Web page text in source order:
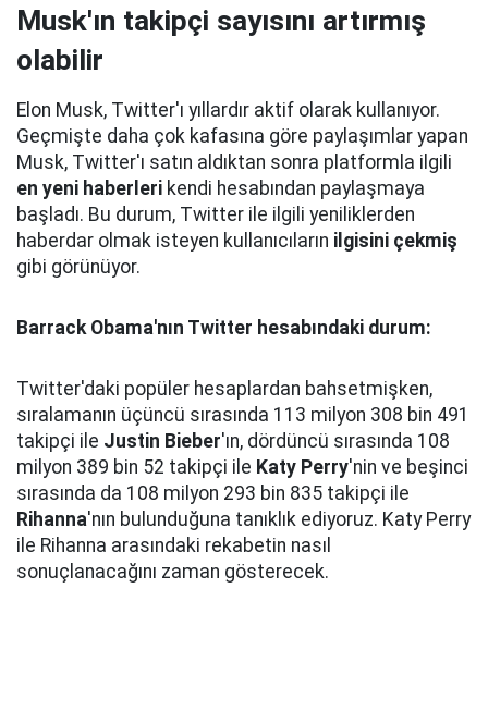
Musk'ın takipçi sayısını artırmış
olabilir
Elon Musk, Twitter'ı yıllardır aktif olarak kullanıyor.
Geçmişte daha çok kafasına göre paylaşımlar yapan
Musk, Twitter'ı satın aldıktan sonra platformla ilgili
en yeni haberleri kendi hesabından paylaşmaya
başladı. Bu durum, Twitter ile ilgili yeniliklerden
haberdar olmak isteyen kullanıcıların ilgisini çekmiş
gibi görünüyor.
Barrack Obama'nın Twitter hesabındaki durum:
Twitter'daki popüler hesaplardan bahsetmişken,
sıralamanın üçüncü sırasında 113 milyon 308 bin 491
takipçi ile Justin Bieber'ın, dördüncü sırasında 108
milyon 389 bin 52 takipçi ile Katy Perry'nin ve beşinci
sırasında da 108 milyon 293 bin 835 takipçi ile
Rihanna'nın bulunduğuna tanıklık ediyoruz. Katy Perry
ile Rihanna arasındaki rekabetin nasıl
sonuçlanacağını zaman gösterecek.